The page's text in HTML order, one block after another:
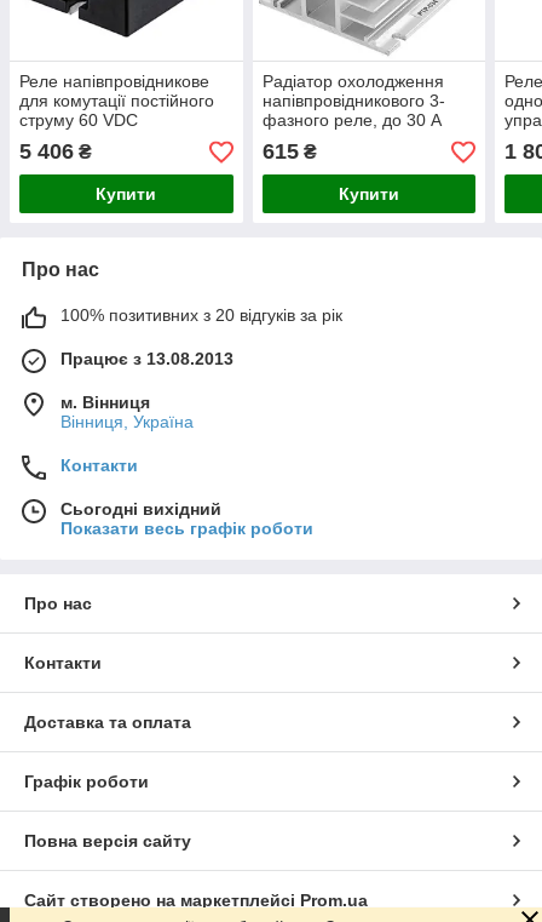
Реле напівпровідникове
для комутації постійного
струму 60 VDC
5 406 ₴
Купити
Радіатор охолодження
напівпровідникового 3-
фазного реле, до 30 А
615₴
Купити
1
Про нас
100% позитивних з 20 відгуків за рік
Працює з 13.08.2013
м. Вінниця
Вінниця, Україна
Контакти
Сьогодні вихідний
Показати весь графік роботи
Про нас
Контакти
Доставка та оплата
Графік роботи
Повна версія сайту
Сайт створено на маркетплейсі Prom.ua